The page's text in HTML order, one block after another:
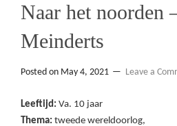
Naar het noorden
Meinderts
Posted on May 4, 2021 Leave a
Leeftijd: Va. 10 jaar
Thema: tweede wereldoorlog,